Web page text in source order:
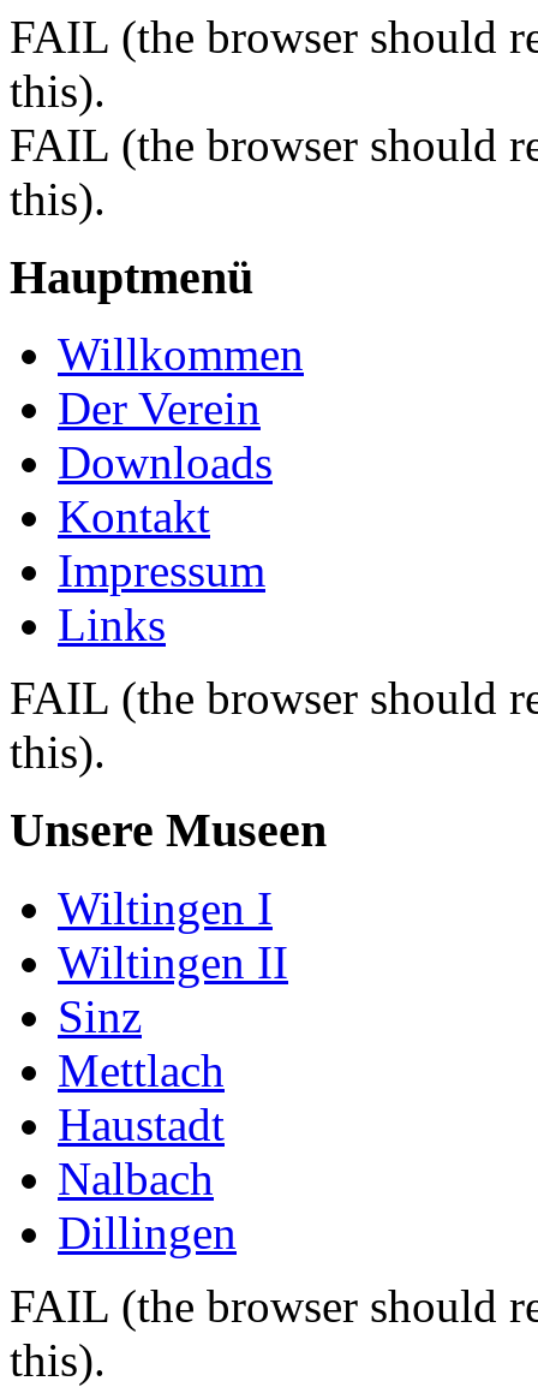
FAIL (the browser should
this).
FAIL (the browser should
this).
Hauptmenü
Willkommen
Der Verein
Downloads
Kontakt
Impressum
Links
FAIL (the browser should
this).
Unsere Museen
Wiltingen I
Wiltingen II
Sinz
Mettlach
Haustadt
Nalbach
Dillingen
FAIL (the browser should
this).